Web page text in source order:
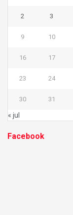
2 3
9 10
16 17
23 24
30 31
« jul
Facebook